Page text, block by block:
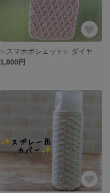
✨スマホポシェット✨ ダイヤ
1,800円